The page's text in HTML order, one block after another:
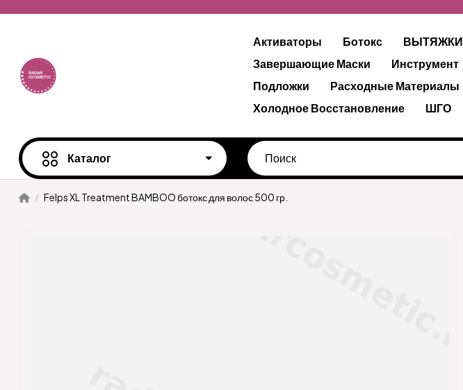
Активаторы Ботокс ВЫТЯЖКИ
Завершающие Маски
Инструмент
Подложки
Расходные Материалы
Холодное Восстановление
ШГО
Каталог
Felps XL Treatment BAMBOO ботокс для волос 500 гр.